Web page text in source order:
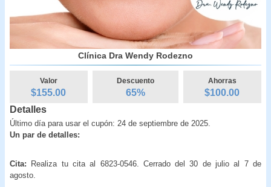
Clínica Dra Wendy Rodezno
Valor
$155.00
Descuento
65%
Ahorras
$100.00
Detalles
Último día para usar el cupón: 24 de septiembre de 2025.
Un par de detalles:
Cita:
Realiza tu cita al 6823-0546. Cerrado del 30 de julio al 7 de
agosto.